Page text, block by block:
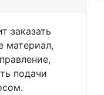
заказать
материал,
подачи